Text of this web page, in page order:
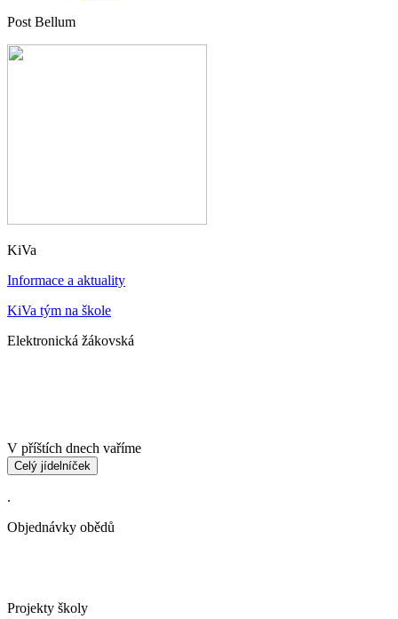
Post Bellum
KiVa
Informace a aktuality
KiVa tým na škole
Elektronická žákovská
V příštích dnech vaříme
Celý jídelníček
.
Objednávky obědů
Projekty školy